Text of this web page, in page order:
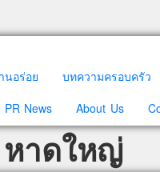
นอร่อย บทความครอบครัว
PR News About Us
าดใหญ่